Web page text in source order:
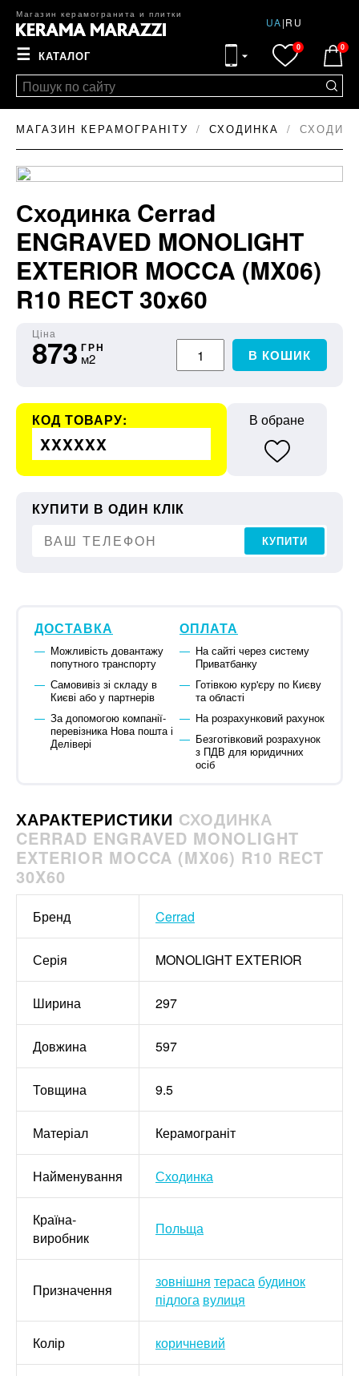
Магазин керамогранита и плитки
UA|RU
☰ КАТАЛОГ
0 0
МАГАЗИН КЕРАМОГРАНІТУ СХОДИНКА
Сходинка Cerrad
ENGRAVED MONOLIGHT
EXTERIOR MOCCA (MX06)
R10 RECT 30x60
Ціна
873 ГРН
м2 В КОШИК
КОД ТОВАРУ:
XXXXXX
В обране
КУПИТИ В ОДИН КЛІК
КУПИТИ
ДОСТАВКА
Можливість довантажу
попутного транспорту
Самовивіз зі складу в
Києві або у партнерів
За допомогою компанії-
перевізника Нова пошта і
Делівері
ОПЛАТА
На сайті через систему
Приватбанку
Готівкою кур'єру по Києву
та області
На розрахунковий рахунок
Безготівковий розрахунок
з ПДВ для юридичних
осіб
ХАРАКТЕРИСТИКИ СХОДИНКА
CERRAD ENGRAVED MONOLIGHT
EXTERIOR MOCCA (MX06) R10 RECT
30X60
Бренд Cerrad
Серія MONOLIGHT EXTERIOR
Ширина 297
Довжина 597
Товщина 9.5
Матеріал Керамограніт
Найменування Сходинка
Країна-
виробник
Польща
Призначення зовнішня тераса будинок
підлога вулиця
Колір коричневий